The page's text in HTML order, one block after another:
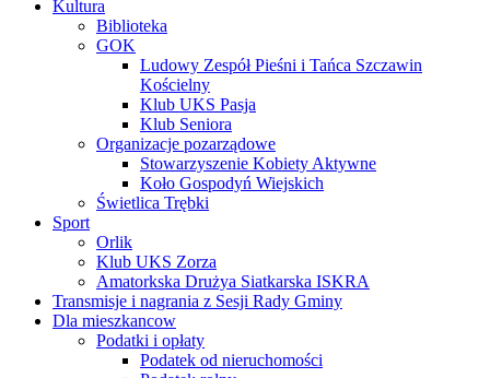
Kultura
Biblioteka
GOK
Ludowy Zespół Pieśni i Tańca Szczawin
Kościelny
Klub UKS Pasja
Klub Seniora
Organizacje pozarządowe
Stowarzyszenie Kobiety Aktywne
Koło Gospodyń Wiejskich
Świetlica Trębki
Sport
Orlik
Klub UKS Zorza
Amatorkska Drużya Siatkarska ISKRA
Transmisje i nagrania z Sesji Rady Gminy
Dla mieszkancow
Podatki i opłaty
Podatek od nieruchomości